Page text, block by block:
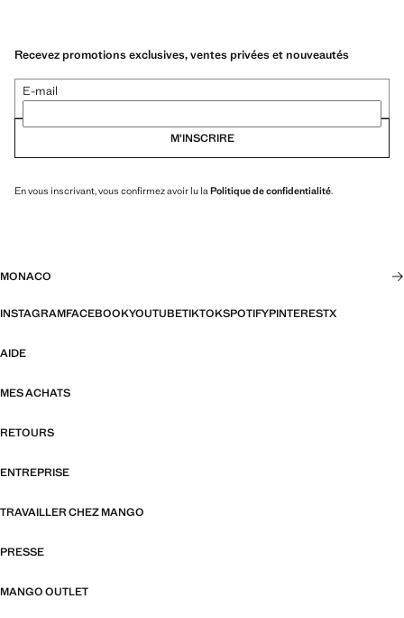
Recevez promotions exclusives, ventes privées et nouveautés
E-mail
M’INSCRIRE
En vous inscrivant, vous confirmez avoir lu la Politique de confidentialité.
MONACO
INSTAGRAMFACEBOOKYOUTUBETIKTOKSPOTIFYPINTERESTX
AIDE
MES ACHATS
RETOURS
ENTREPRISE
TRAVAILLER CHEZ MANGO
PRESSE
MANGO OUTLET